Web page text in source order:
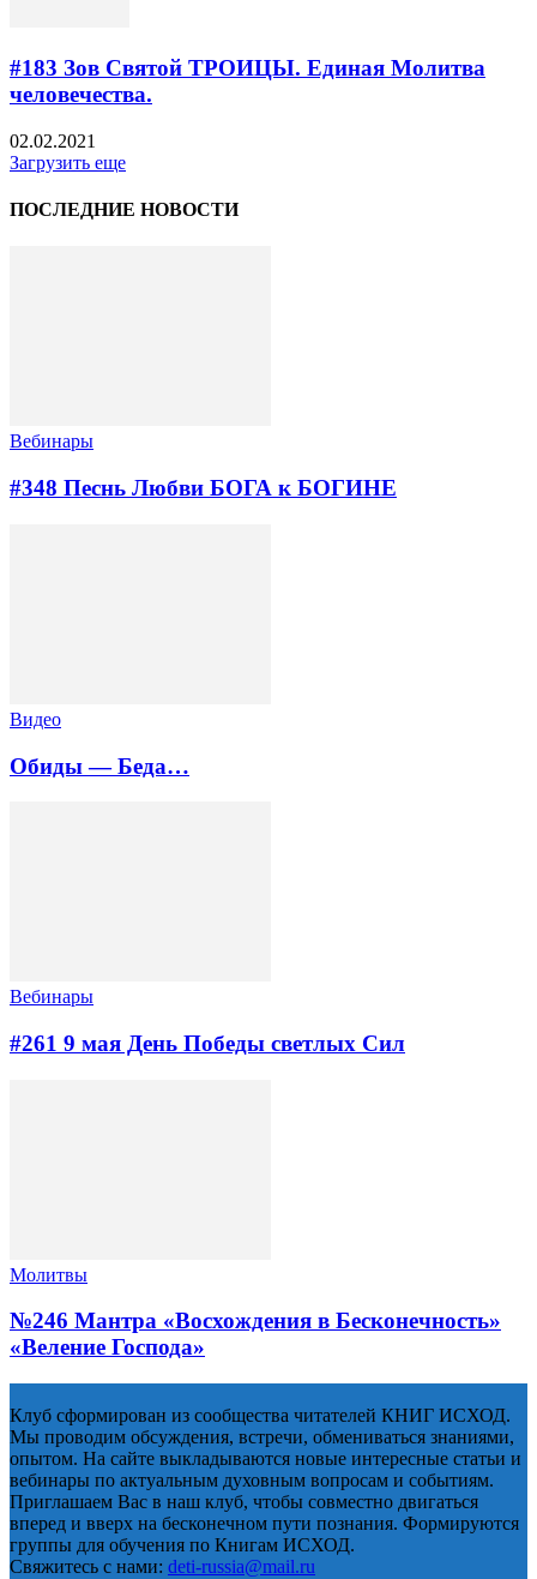
#183 Зов Святой ТРОИЦЫ. Единая Молитва
человечества.
02.02.2021
Загрузить еще
ПОСЛЕДНИЕ НОВОСТИ
Вебинары
#348 Песнь Любви БОГА к БОГИНЕ
Видео
Обиды — Беда…
Вебинары
#261​ 9 мая День Победы светлых Сил
Молитвы
№246 Мантра «Восхождения в Бесконечность»
«Веление Господа»
Клуб сформирован из сообщества читателей КНИГ ИСХОД.
Мы проводим обсуждения, встречи, обмениваться знаниями,
опытом. На сайте выкладываются новые интересные статьи и
вебинары по актуальным духовным вопросам и событиям.
Приглашаем Вас в наш клуб, чтобы совместно двигаться
вперед и вверх на бесконечном пути познания. Формируются
группы для обучения по Книгам ИСХОД.
Свяжитесь с нами: deti-russia@mail.ru